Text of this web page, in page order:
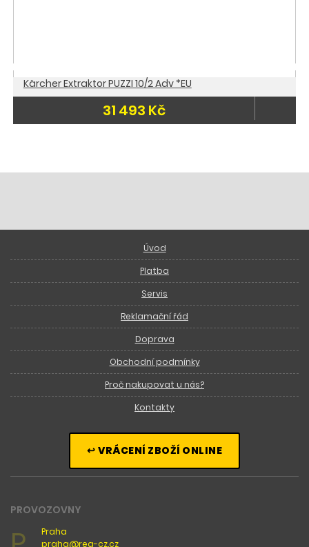
Kärcher Extraktor PUZZI 10/2 Adv *EU
31 493 Kč
Úvod
Platba
Servis
Reklamační řád
Doprava
Obchodní podmínky
Proč nakupovat u nás?
Kontakty
↩ VRÁCENÍ ZBOŽÍ ONLINE
PROVOZOVNY
Praha
praha@rea-cz.cz